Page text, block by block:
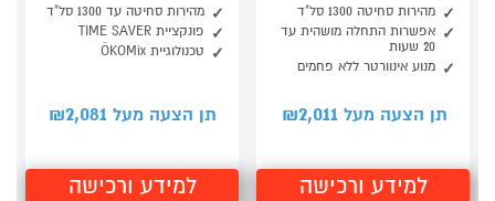
מהירות סחיטה 1300 סל"ד
אפשרות התחלה מושהית עד
20 שעות
מנוע אינוורטר ללא פחמים
תן הצעה מעל ₪ 2,011
למידע ורכישה
מהירות סחיטה עד 1300 סל"ד
פונקציית TIME SAVER
טכנולוגיית ÖKOMix
תן הצעה מעל ₪ 2,081
למידע ורכישה